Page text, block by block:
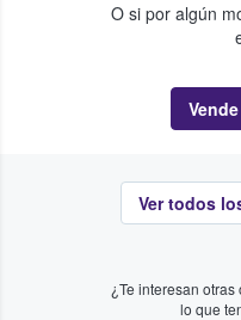
O si por algún
Ver todos
¿Te interesan
lo que